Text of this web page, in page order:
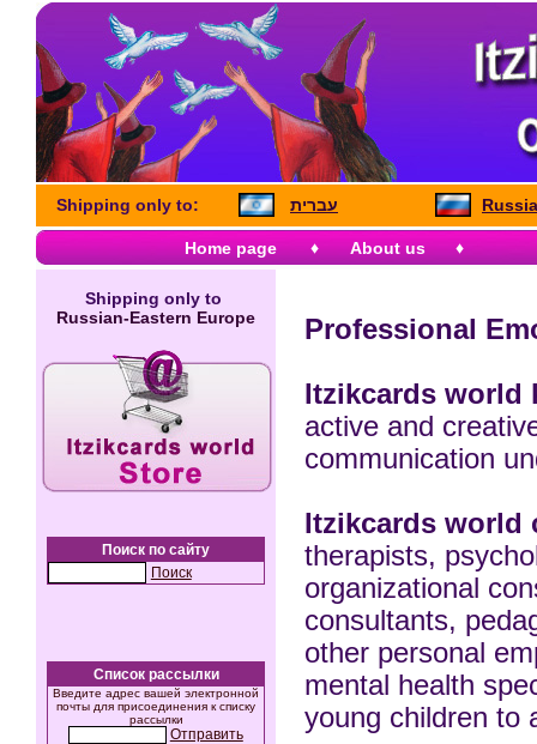
Shipping only to: עברית
Home page ♦ About us ♦
Shipping only to
Russian-Eastern Europe
Поиск по сайту
Поиск
Список рассылки
Введите адрес вашей электронной
почты для присоединения к списку
рассылки
Отправить
Professional
Itzikcards world
active and
communication
Itzikcards world
therapists,
organizational
consultants,
other personal
mental health
young children to